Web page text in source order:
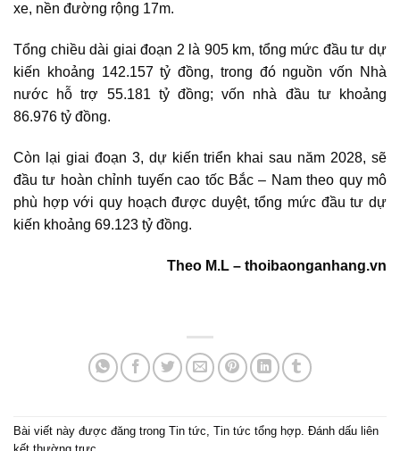
xe, nền đường rộng 17m.
Tổng chiều dài giai đoạn 2 là 905 km, tổng mức đầu tư dự
kiến khoảng 142.157 tỷ đồng, trong đó nguồn vốn Nhà
nước hỗ trợ 55.181 tỷ đồng; vốn nhà đầu tư khoảng
86.976 tỷ đồng.
Còn lại giai đoạn 3, dự kiến triển khai sau năm 2028, sẽ
đầu tư hoàn chỉnh tuyến cao tốc Bắc – Nam theo quy mô
phù hợp với quy hoạch được duyệt, tổng mức đầu tư dự
kiến khoảng 69.123 tỷ đồng.
Theo M.L – thoibaonganhang.vn
Bài viết này được đăng trong Tin tức Tin tức tổng hợp . Đánh dấu liên